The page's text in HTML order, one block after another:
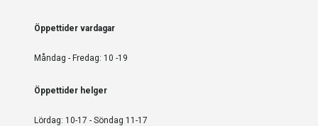
Öppettider vardagar
Måndag - Fredag: 10 -19
Öppettider helger
Lördag: 10-17 - Söndag 11-17